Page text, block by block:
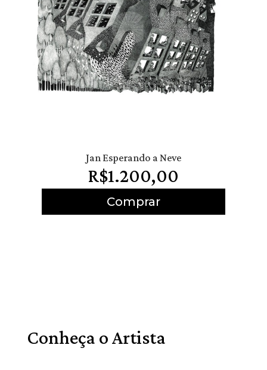
Jan Esperando a Neve
R$1.200,00
Comprar
Conheça o Artista